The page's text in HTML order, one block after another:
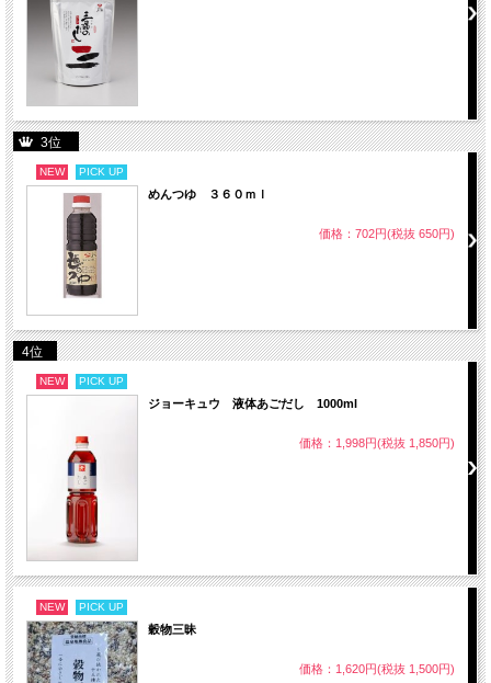
3位
NEW PICK UP
めんつゆ ３６０ｍｌ
価格：702円(税抜 650円)
4位
NEW PICK UP
ジョーキュウ 液体あごだし 1000ml
価格：1,998円(税抜 1,850円)
NEW PICK UP
穀物三昧
価格：1,620円(税抜 1,500円)